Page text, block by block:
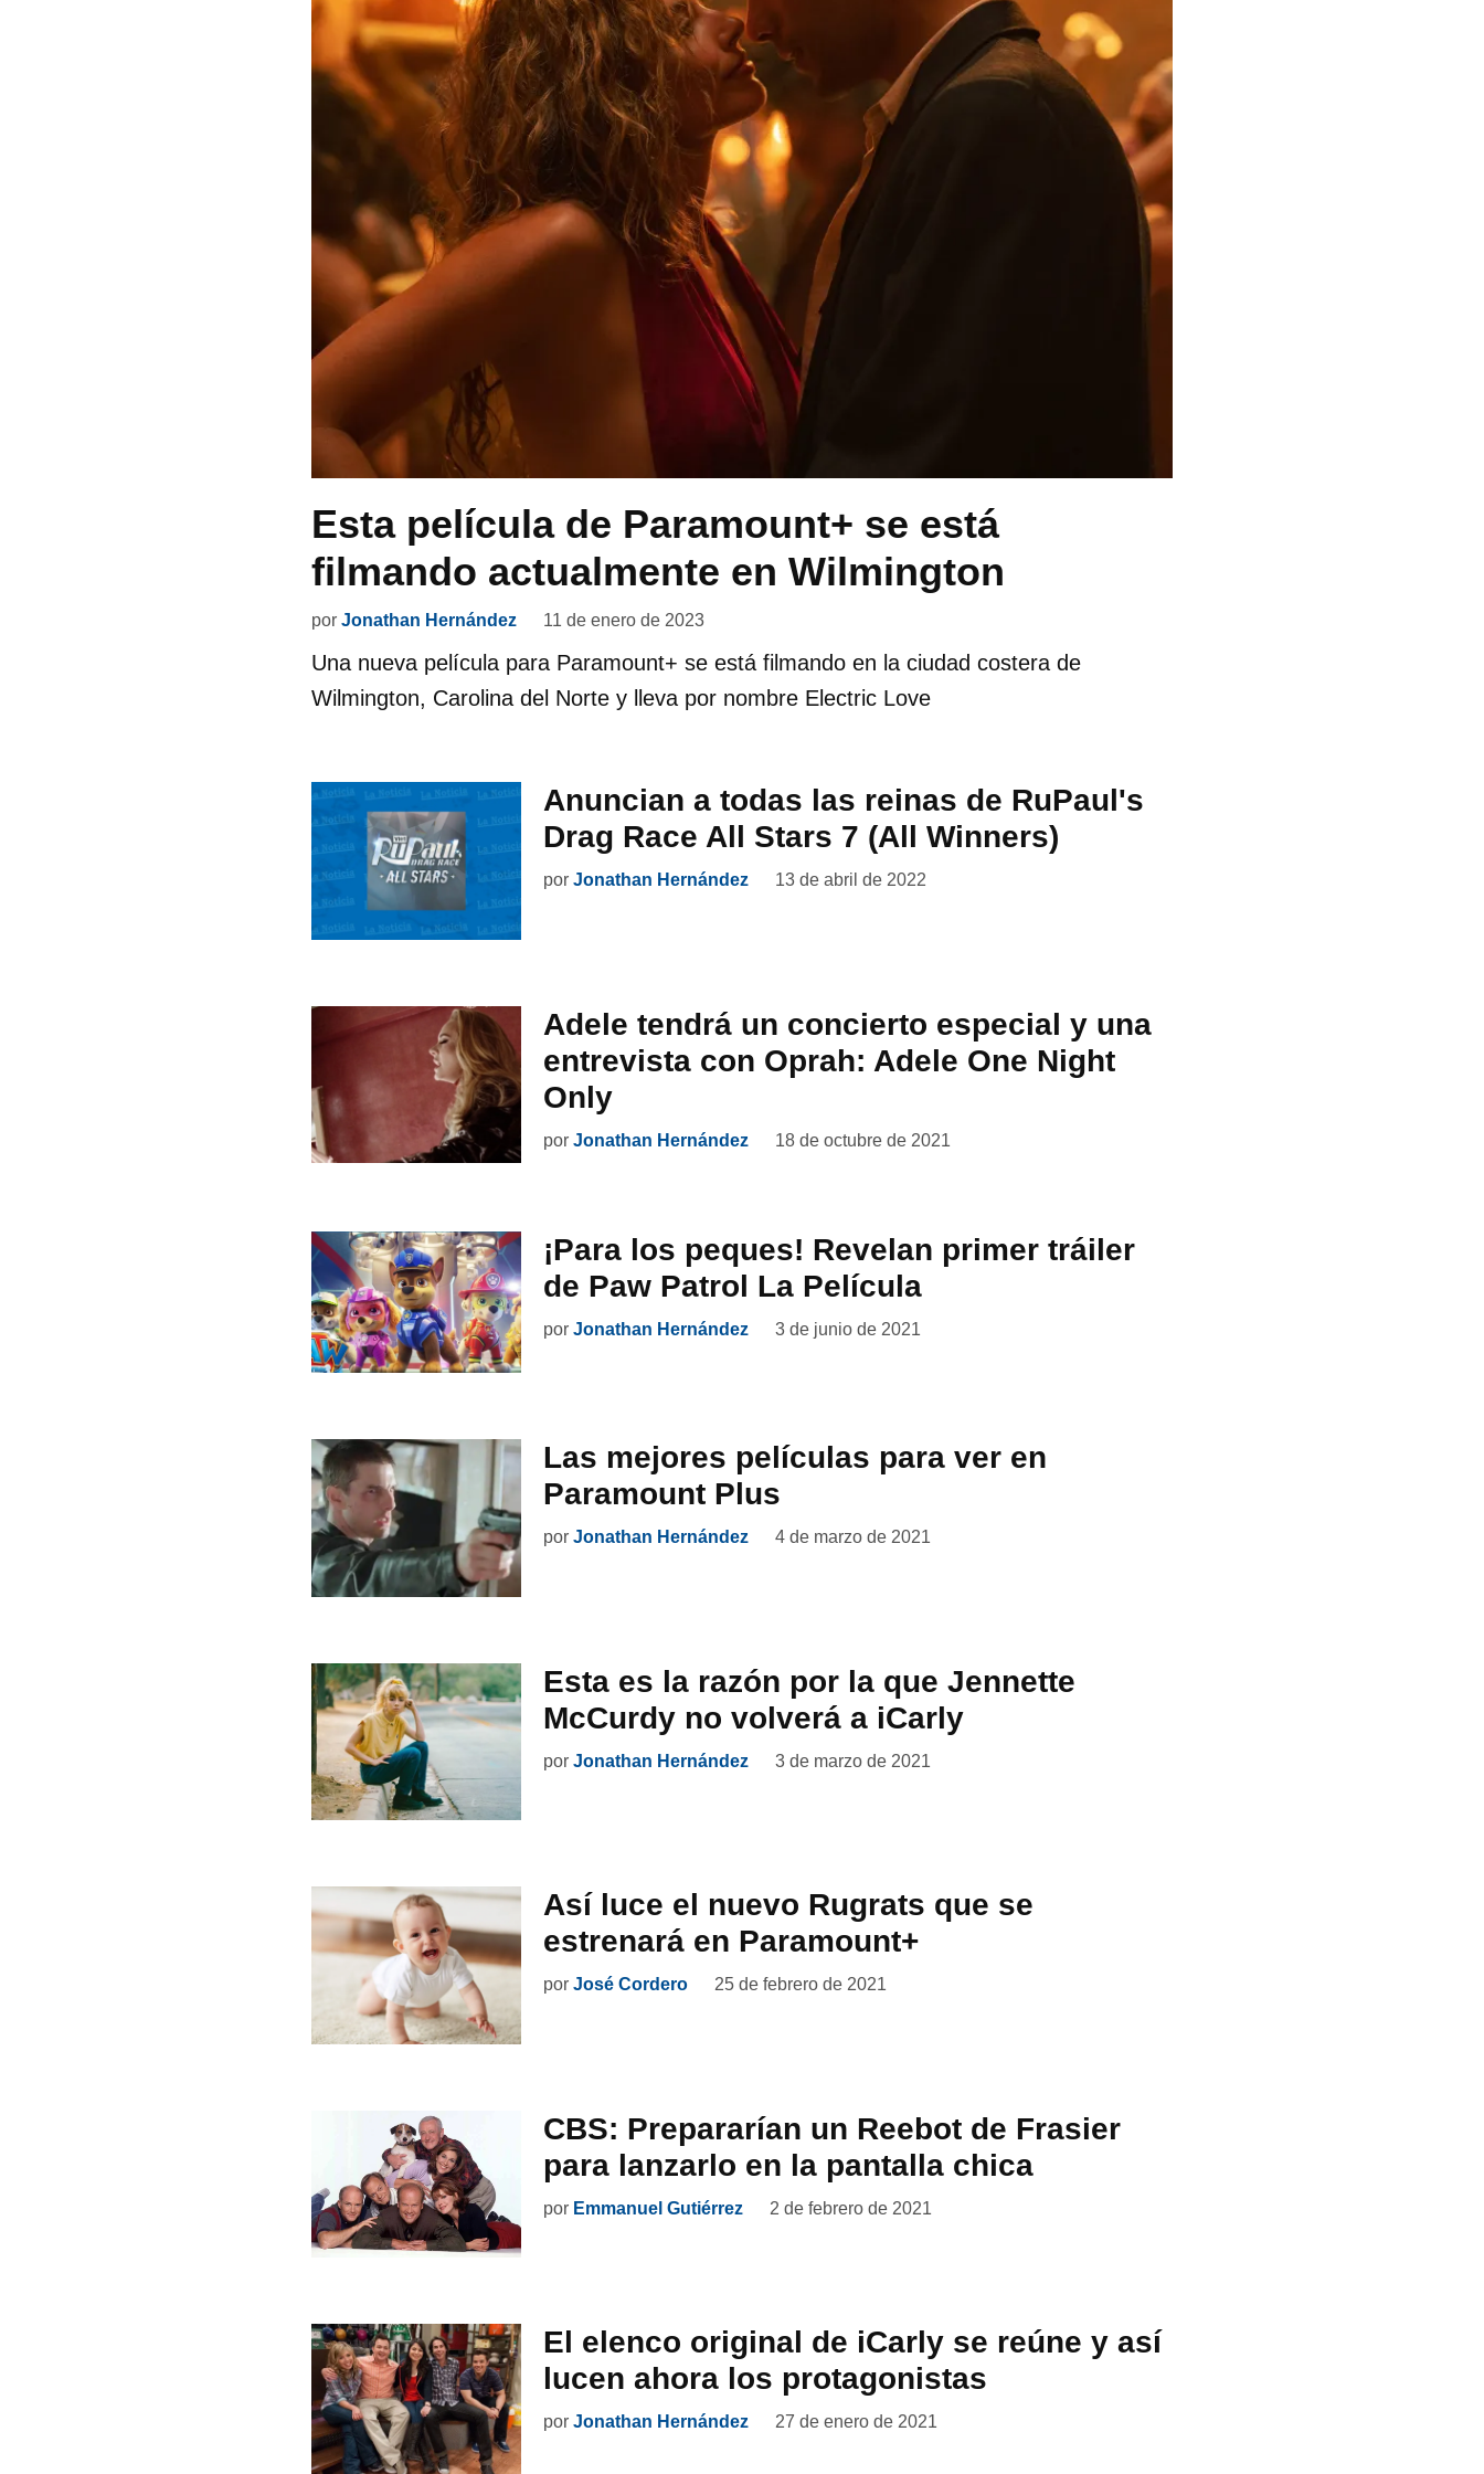
Esta película de Paramount+ se está
filmando actualmente en Wilmington
por Jonathan Hernández 11 de enero de 2023
Una nueva película para Paramount+ se está filmando en la ciudad costera de
Wilmington, Carolina del Norte y lleva por nombre Electric Love
Anuncian a todas las reinas de RuPaul's
Drag Race All Stars 7 (All Winners)
por Jonathan Hernández 13 de abril de 2022
Adele tendrá un concierto especial y una
entrevista con Oprah: Adele One Night
Only
por Jonathan Hernández 18 de octubre de 2021
¡Para los peques! Revelan primer tráiler
de Paw Patrol La Película
por Jonathan Hernández 3 de junio de 2021
Las mejores películas para ver en
Paramount Plus
por Jonathan Hernández 4 de marzo de 2021
Esta es la razón por la que Jennette
McCurdy no volverá a iCarly
por Jonathan Hernández 3 de marzo de 2021
Así luce el nuevo Rugrats que se
estrenará en Paramount+
por José Cordero 25 de febrero de 2021
CBS: Prepararían un Reebot de Frasier
para lanzarlo en la pantalla chica
por Emmanuel Gutiérrez 2 de febrero de 2021
El elenco original de iCarly se reúne y así
lucen ahora los protagonistas
por Jonathan Hernández 27 de enero de 2021